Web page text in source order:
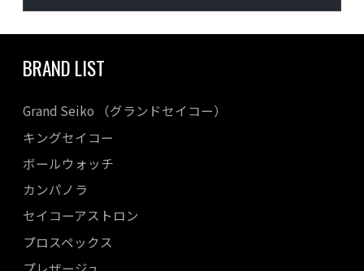
BRAND LIST
Grand Seiko （グランドセイコー）
キングセイコー
ボールウォッチ
カンパノラ
セイコーアストロン
プロスペックス